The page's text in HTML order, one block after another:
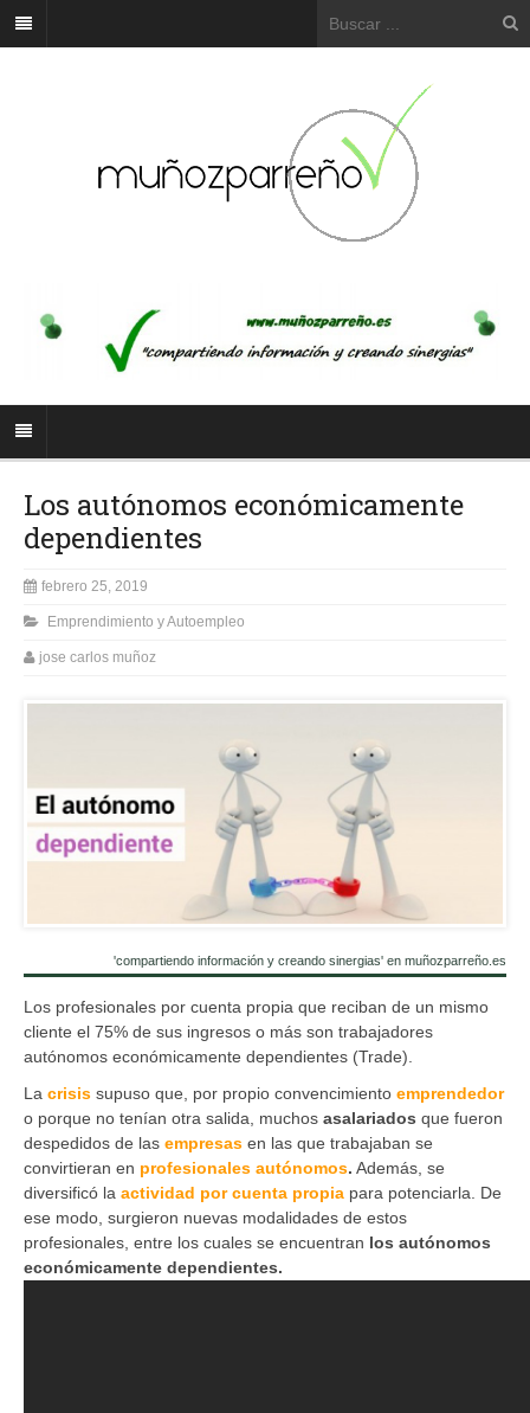
Los autónomos económicamente
dependientes
febrero 25, 2019
Emprendimiento y Autoempleo
jose carlos muñoz
'compartiendo información y creando sinergias' en muñozparreño.es
Los profesionales por cuenta propia que reciban de un mismo
cliente el 75% de sus ingresos o más son trabajadores
autónomos económicamente dependientes (Trade).
La crisis supuso que, por propio convencimiento emprendedor
o porque no tenían otra salida, muchos asalariados que fueron
despedidos de las empresas en las que trabajaban se
convirtieran en profesionales autónomos. Además, se
diversificó la actividad por cuenta propia para potenciarla. De
ese modo, surgieron nuevas modalidades de estos
profesionales, entre los cuales se encuentran los autónomos
económicamente dependientes.